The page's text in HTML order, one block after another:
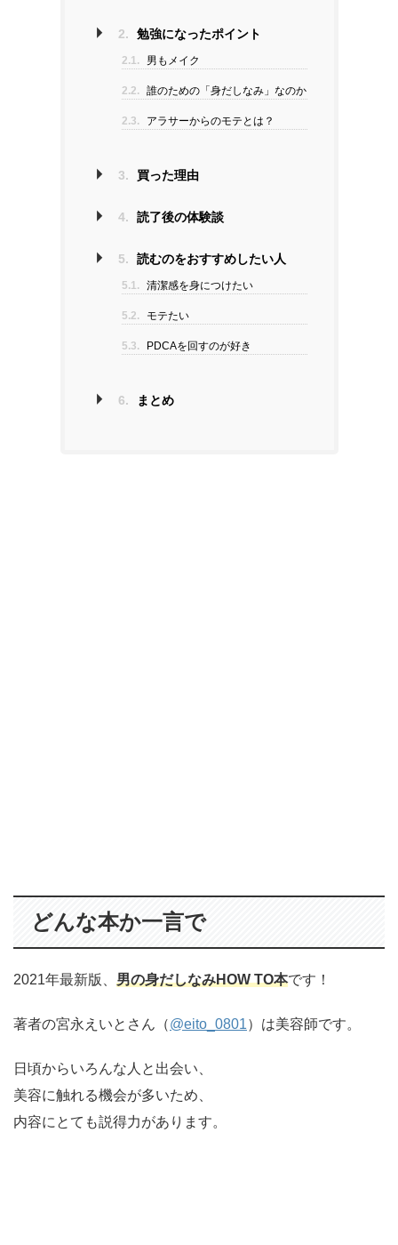
2. 勉強になったポイント
2.1. 男もメイク
2.2. 誰のための「身だしなみ」なのか
2.3. アラサーからのモテとは？
3. 買った理由
4. 読了後の体験談
5. 読むのをおすすめしたい人
5.1. 清潔感を身につけたい
5.2. モテたい
5.3. PDCAを回すのが好き
6. まとめ
どんな本か一言で
2021年最新版、 男の身だしなみHOW TO本です！
著者の宮永えいとさん（@eito_0801）は美容師です。
日頃からいろんな人と出会い、
美容に触れる機会が多いため、
内容にとても説得力があります。